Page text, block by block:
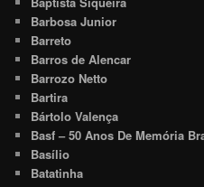
Barbosa Junior
Barreto
Barros de Alencar
Barrozo Netto
Bartira
Bártolo Valença
Basf – 50 Anos De Memória
Basílio
Batatinha